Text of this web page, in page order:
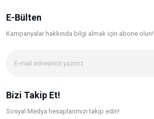
E-Bülten
Kampanyalar hakkında bilgi almak için abone olun!
Bizi Takip Et!
Sosyal Medya hesaplarımızı takip edin!